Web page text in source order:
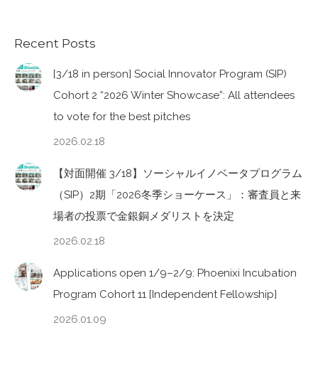
Recent Posts
[3/18 in person] Social Innovator Program (SIP)
Cohort 2 “2026 Winter Showcase”: All attendees
to vote for the best pitches
2026.02.18
【対面開催 3/18】ソーシャルイノベータプログラム
（SIP）2期「2026冬季ショーケース」：審査員と来
場者の投票で金銀銅メダリストを決定
2026.02.18
Applications open 1/9–2/9: Phoenixi Incubation
Program Cohort 11 [Independent Fellowship]
2026.01.09